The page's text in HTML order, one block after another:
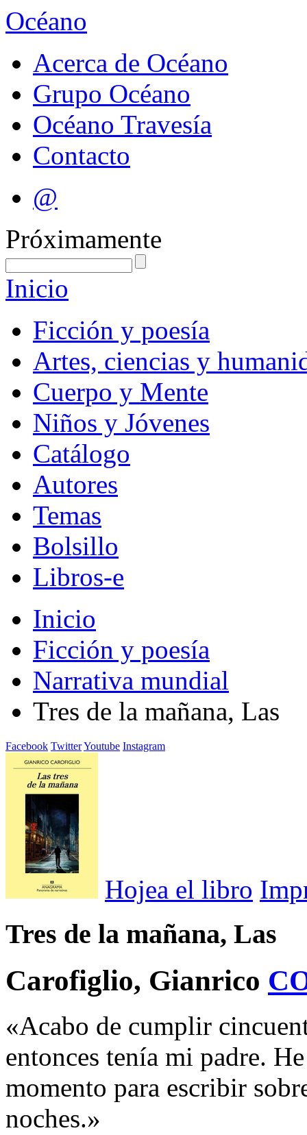
Océano
Acerca de Océano
Grupo Océano
Océano Travesía
Contacto
@
Próximamente
Inicio
Ficción y poesía
Artes, ciencias y
Cuerpo y Mente
Niños y Jóvenes
Catálogo
Autores
Temas
Bolsillo
Libros-e
Inicio
Ficción y poesía
Narrativa mundial
Tres de la mañana, Las
Facebook TwitterYoutube Instagram
Hojea el libro
Tres de la mañana, Las
Carofiglio, Gianrico
«Acabo de cumplir
entonces tenía mi padre.
momento para escribir
noches.»